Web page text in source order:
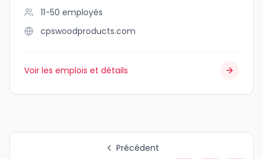
11-50 employés
cpswoodproducts.com
Voir les emplois et détails
Précédent